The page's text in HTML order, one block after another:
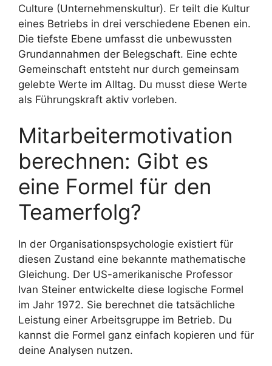
Culture (Unternehmenskultur). Er teilt die Kultur
eines Betriebs in drei verschiedene Ebenen ein.
Die tiefste Ebene umfasst die unbewussten
Grundannahmen der Belegschaft. Eine echte
Gemeinschaft entsteht nur durch gemeinsam
gelebte Werte im Alltag. Du musst diese Werte
als Führungskraft aktiv vorleben.
Mitarbeitermotivation
berechnen: Gibt es
eine Formel für den
Teamerfolg?
In der Organisationspsychologie existiert für
diesen Zustand eine bekannte mathematische
Gleichung. Der US-amerikanische Professor
Ivan Steiner entwickelte diese logische Formel
im Jahr 1972. Sie berechnet die tatsächliche
Leistung einer Arbeitsgruppe im Betrieb. Du
kannst die Formel ganz einfach kopieren und für
deine Analysen nutzen.